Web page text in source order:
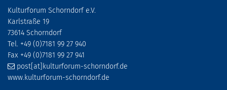
Kulturforum Schorndorf e.V.
Karlstraße 19
73614 Schorndorf
Tel. +49 (0)7181 99 27 940
Fax +49 (0)7181 99 27 941
post[at]kulturforum-schorndorf.de
www.kulturforum-schorndorf.de